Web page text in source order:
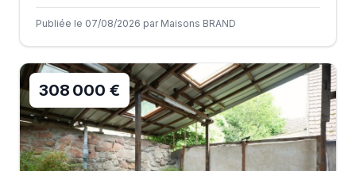
Publiée le 07/08/2026 par Maisons BRAND
308 000 €